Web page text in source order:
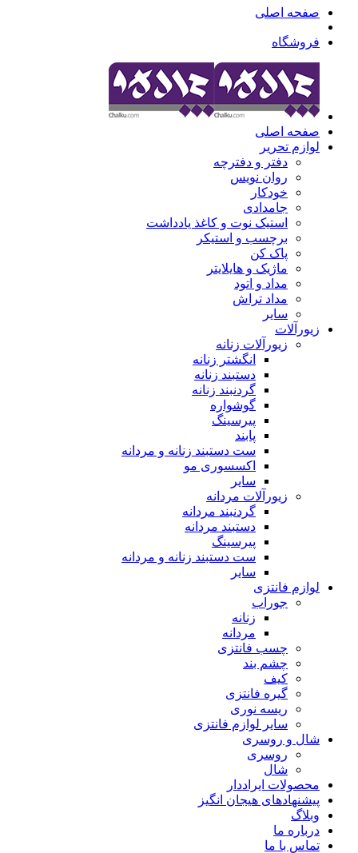
صفحه اصلی
فروشگاه
صفحه اصلی
لوازم تحریر
دفتر و دفترچه
روان نویس
خودکار
جامدادی
استیک نوت و کاغذ یادداشت
برچسب و استیکر
پاک کن
ماژیک و هایلایتر
مداد و اتود
مداد تراش
سایر
زیورآلات
زیورآلات زنانه
انگشتر زنانه
دستبند زنانه
گردنبند زنانه
گوشواره
پیرسینگ
پابند
ست دستبند زنانه و مردانه
اکسسوری مو
سایر
زیورآلات مردانه
گردنبند مردانه
دستبند مردانه
پیرسینگ
ست دستبند زنانه و مردانه
سایر
لوازم فانتزی
جوراب
زنانه
مردانه
چسب فانتزی
چشم بند
کیف
گیره فانتزی
ریسه نوری
سایر لوازم فانتزی
شال و روسری
روسری
شال
محصولات ایراددار
پیشنهادهای هیجان انگیز
وبلاگ
درباره ما
تماس با ما